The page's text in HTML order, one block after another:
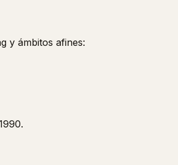
y ámbitos afines: